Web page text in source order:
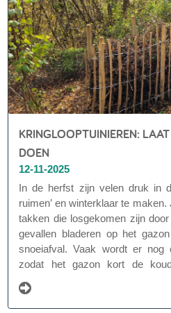
KRINGLOOPTUINIEREN:
DOEN
12-11-2025
In de herfst zijn velen druk in
ruimen’ en winterklaar te
takken die losgekomen zijn
gevallen bladeren op het
snoeiafval. Vaak wordt er nog
zodat het gazon kort de
voorjaar. Al deze klusjes leveren